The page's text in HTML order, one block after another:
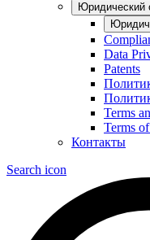
Юридический
Data
Patents
Terms
Terms
Контакты
Search icon